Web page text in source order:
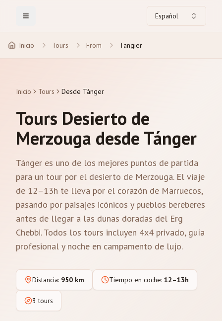
Toggle Menu Español
Inicio Tours From Tangier
Inicio Tours Desde Tánger
Tours Desierto de
Merzouga desde Tánger
Tánger es uno de los mejores puntos de partida
para un tour por el desierto de Merzouga. El viaje
de 12–13h te lleva por el corazón de Marruecos,
pasando por paisajes icónicos y pueblos bereberes
antes de llegar a las dunas doradas del Erg
Chebbi. Todos los tours incluyen 4x4 privado, guía
profesional y noche en campamento de lujo.
Distancia: 950 km Tiempo en coche: 12–13h
3 tours